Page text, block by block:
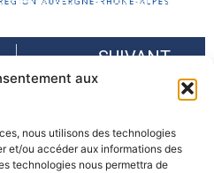
aux
nous utilisons des technologies
et/ou accéder aux informations des
technologies nous permettra de
Journée Relais IMAGINE-ALP « Risques Naturels : mieux les connaître pour relayer la culture du risque sur mon territoire » – Abondance, 22 avril 2026
SUIVANT